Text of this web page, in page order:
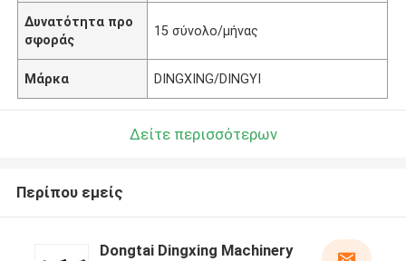
Δυνατότητα προ
σφοράς
15 σύνολο/μήνας
Μάρκα DINGXING/DINGYI
Δείτε περισσότερων
Περίπου εμείς
Dongtai Dingxing Machinery